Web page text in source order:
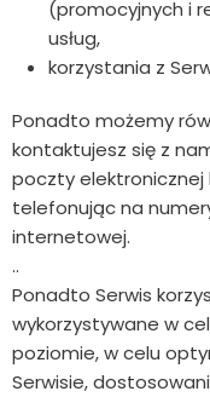
(promocyjnych i
usług,
korzystania z
Ponadto możemy
kontaktujesz się z
poczty elektronicznej
telefonując na
internetowej.
..
Ponadto Serwis
wykorzystywane w
poziomie, w celu
Serwisie,